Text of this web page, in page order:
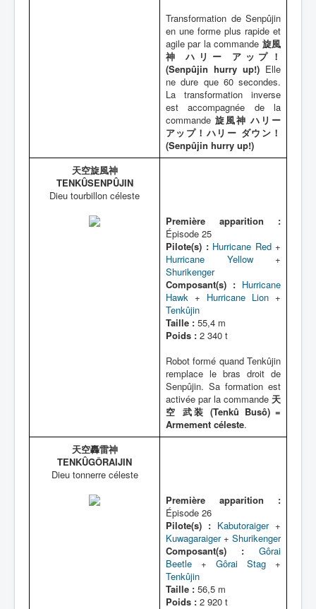
Transformation de Senpûjin
en une forme plus rapide et
agile par la commande 旋風
神 ハリー アップ！
(Senpûjin hurry up!) Elle
ne dure que 60 secondes.
La transformation inverse
est accompagnée de la
commande 旋風神 ハリー
アップ！ハリー ダウン！
(Senpûjin hurry up!)
天空旋風神
TENKÛSENPÛJIN
Dieu tourbillon céleste
Première apparition :
Épisode 25
Pilote(s) : Hurricane Red+
Hurricane Yellow+
Shurikenger
Composant(s) : Hurricane
Hawk + Hurricane Lion +
Tenkûjin
Taille : 55,4 m
Poids : 2 340 t
Robot formé quand Tenkûjin
remplace le bras droit de
Senpûjin. Sa formation est
activée par la commande 天
空 武装 (Tenkû Busô) =
Armement céleste.
天空轟雷神
TENKÛGÔRAIJIN
Dieu tonnerre céleste
Première apparition :
Épisode 26
Pilote(s) : Kabutoraiger+
Kuwagaraiger+ Shurikenger
Composant(s) :
Gôrai
Beetle + Gôrai Stag +
Tenkûjin
Taille : 56,5 m
Poids : 2 920 t